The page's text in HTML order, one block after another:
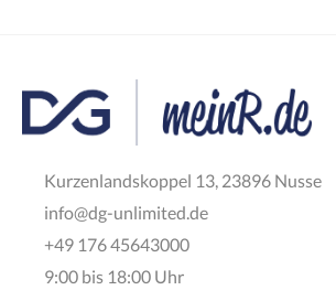
Kurzenlandskoppel 13, 23896 Nusse
info@dg-unlimited.de
+49 176 45643000
9:00 bis 18:00 Uhr